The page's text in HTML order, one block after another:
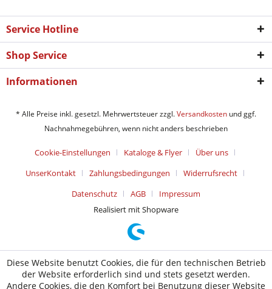
Service Hotline
Shop Service
Informationen
* Alle Preise inkl. gesetzl. Mehrwertsteuer zzgl.Versandkosten und ggf.
Nachnahmegebühren, wenn nicht anders beschrieben
Cookie-Einstellungen Kataloge & Flyer
Über uns
UnserKontakt
Zahlungsbedingungen
Widerrufsrecht
Datenschutz
AGB
Impressum
Realisiert mit Shopware
Diese Website benutzt Cookies, die für den technischen Betrieb
der Website erforderlich sind und stets gesetzt werden.
Andere Cookies, die den Komfort bei Benutzung dieser Website